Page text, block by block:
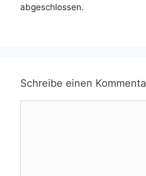
abgeschlossen.
Schreibe einen